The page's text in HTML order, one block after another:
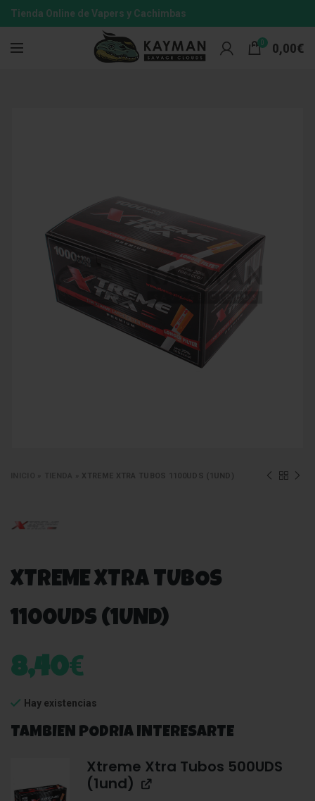
Tienda Online de Vapers y Cachimbas
0 0,00€
XTREME XTRA TUBOS 1100UDS (1UND)
XTREME XTRA TUBOS
1100UDS (1UND)
8,40€
Hay existencias
TAMBIEN PODRIA INTERESARTE
Xtreme Xtra Tubos 500UDS
(1und)